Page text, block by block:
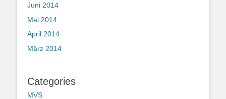
Juni 2014
Mai 2014
April 2014
März 2014
Categories
MVS